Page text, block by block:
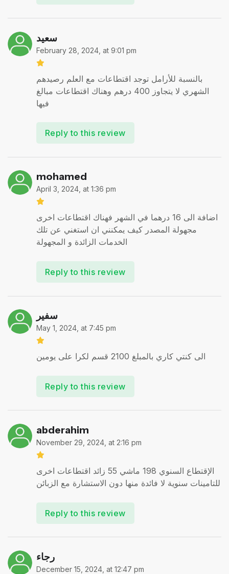
سعيد
February 28, 2024, at 9:01 pm
بالنسبة للأرامل توجد اقتطاعات مع العلم رصيدهم
الشهري لا يتجاوز 400 درهم وهناك اقتطاعات مبالغ
فيها
Reply to this review
mohamed
April 3, 2024, at 1:36 pm
اضافة الى 16 درهما في الشهر فهناك اقتطاعات اخرى
مجهولة المصدر كيف يمكنني ان استغني عن تلك
الخدمات الزائدة و المجهولة
Reply to this review
سفير
May 1, 2024, at 7:45 pm
الى كنتي كاري بالمبلغ 2100 قسم لكرا على يومين
Reply to this review
abderahim
November 29, 2024, at 2:16 pm
الإقتطاع السنوي 198 ماشي 55 زائد اقتطاعات اخرى
للتامينات سنوية لا فائدة منها دون الاستشارة مع الزبائن
Reply to this review
رجاء
December 15, 2024, at 12:47 pm